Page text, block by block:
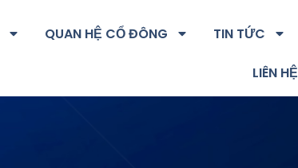
QUAN HỆ CỔ ĐÔNG TIN TỨC
LIÊN HỆ